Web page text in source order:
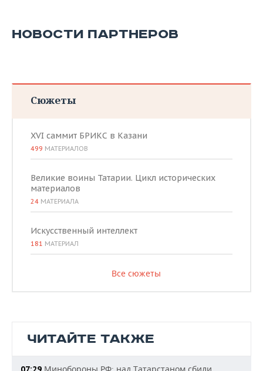
НОВОСТИ ПАРТНЕРОВ
Сюжеты
XVI саммит БРИКС в Казани
499 МАТЕРИАЛОВ
Великие воины Татарии. Цикл исторических
материалов
24 МАТЕРИАЛА
Искусственный интеллект
181 МАТЕРИАЛ
Все сюжеты
ЧИТАЙТЕ ТАКЖЕ